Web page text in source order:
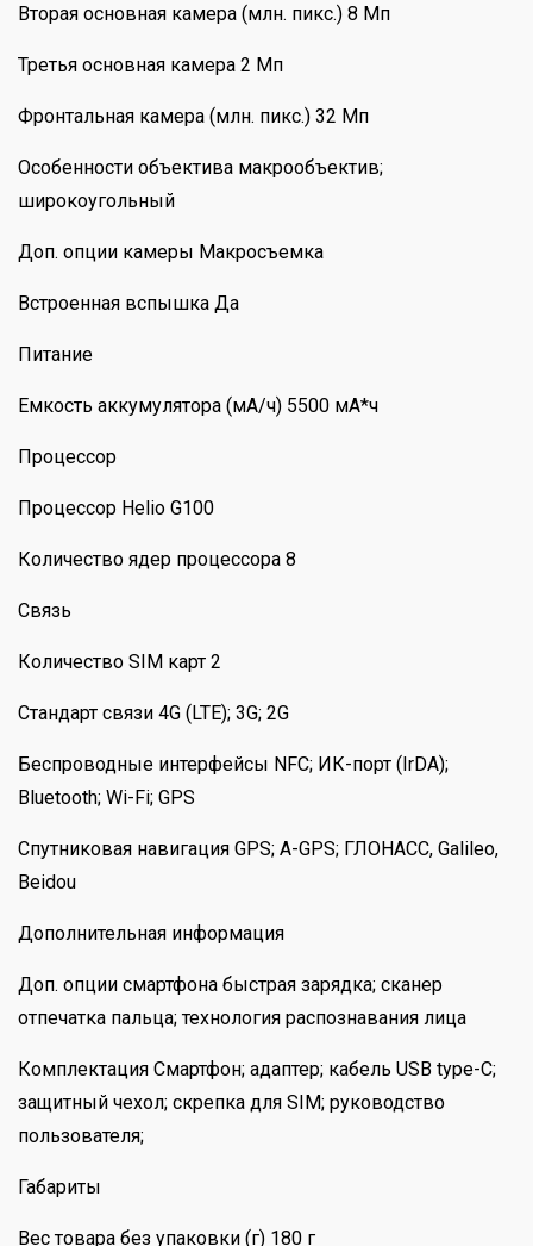
Вторая основная камера (млн. пикс.) 8 Мп
Третья основная камера 2 Мп
Фронтальная камера (млн. пикс.) 32 Мп
Особенности объектива макрообъектив;
широкоугольный
Доп. опции камеры Макросъемка
Встроенная вспышка Да
Питание
Емкость аккумулятора (мА/ч) 5500 мА*ч
Процессор
Процессор Helio G100
Количество ядер процессора 8
Связь
Количество SIM карт 2
Стандарт связи 4G (LTE); 3G; 2G
Беспроводные интерфейсы NFC; ИК-порт (IrDA);
Bluetooth; Wi-Fi; GPS
Спутниковая навигация GPS; A-GPS; ГЛОНАСС, Galileo,
Beidou
Дополнительная информация
Доп. опции смартфона быстрая зарядка; сканер
отпечатка пальца; технология распознавания лица
Комплектация Смартфон; адаптер; кабель USB type-C;
защитный чехол; скрепка для SIM; руководство
пользователя;
Габариты
Вес товара без упаковки (г) 180 г